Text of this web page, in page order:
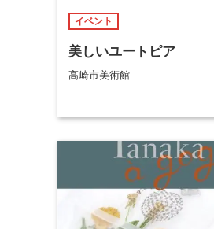
イベント
美しいユートピア
高崎市美術館